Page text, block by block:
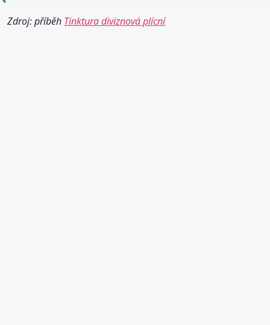
Zdroj: příběh Tinktura diviznová plícní